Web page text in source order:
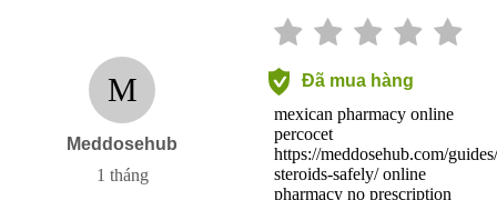
M
Meddosehub
1 tháng
Đã mua hàng
mexican pharmacy online
percocet
https://meddosehub.com/
steroids-safely/ online
pharmacy no prescription